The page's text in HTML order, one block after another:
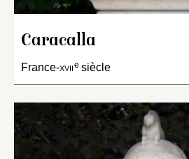
Caracalla
France-xviie siècle